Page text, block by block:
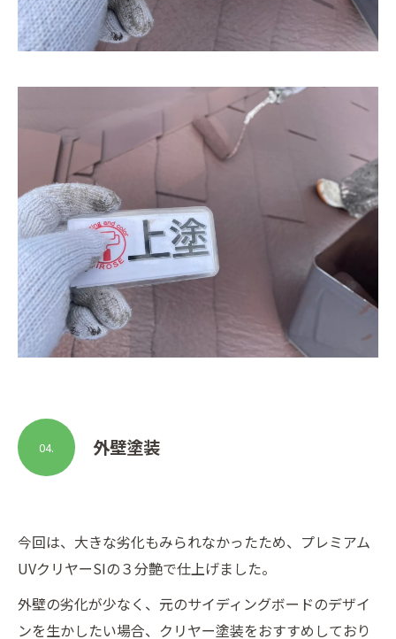
外壁塗装
04.
今回は、大きな劣化もみられなかったため、プレミアム
UVクリヤーSIの３分艶で仕上げました。
外壁の劣化が少なく、元のサイディングボードのデザイ
ンを生かしたい場合、クリヤー塗装をおすすめしており